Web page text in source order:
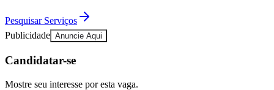
Pesquisar Serviços
Publicidade Anuncie Aqui
Candidatar-se
Mostre seu interesse por esta vaga.